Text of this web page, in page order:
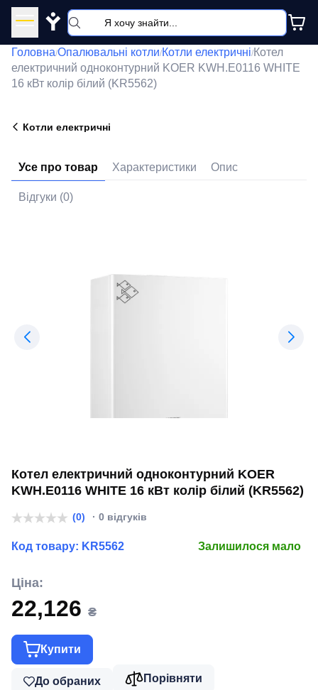
Y
Головна/Опалювальні котли/Котли електричні/Котел
електричний одноконтурний KOER KWH.E0116 WHITE
16 кВт колір білий (KR5562)
Котли електричні
Усе про товар Характеристики Опис
Відгуки (0)
Котел електричний одноконтурний KOER
KWH.E0116 WHITE 16 кВт колір білий (KR5562)
(0) · 0 відгуків
Код товару: KR5562 Залишилося мало
Ціна:
22,126 ₴
Купити
До обраних Порівняти